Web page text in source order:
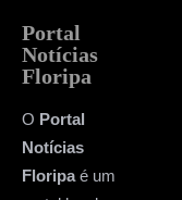
Portal
Notícias
Floripa
O Portal
Notícias
Floripaé um